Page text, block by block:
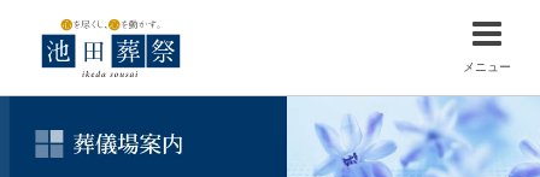
メニュー